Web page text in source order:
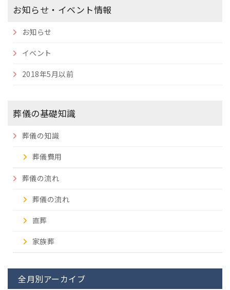
お知らせ・イベント情報
お知らせ
イベント
2018年5月以前
葬儀の基礎知識
葬儀の知識
葬儀費用
葬儀の流れ
葬儀の流れ
直葬
家族葬
全月別アーカイブ